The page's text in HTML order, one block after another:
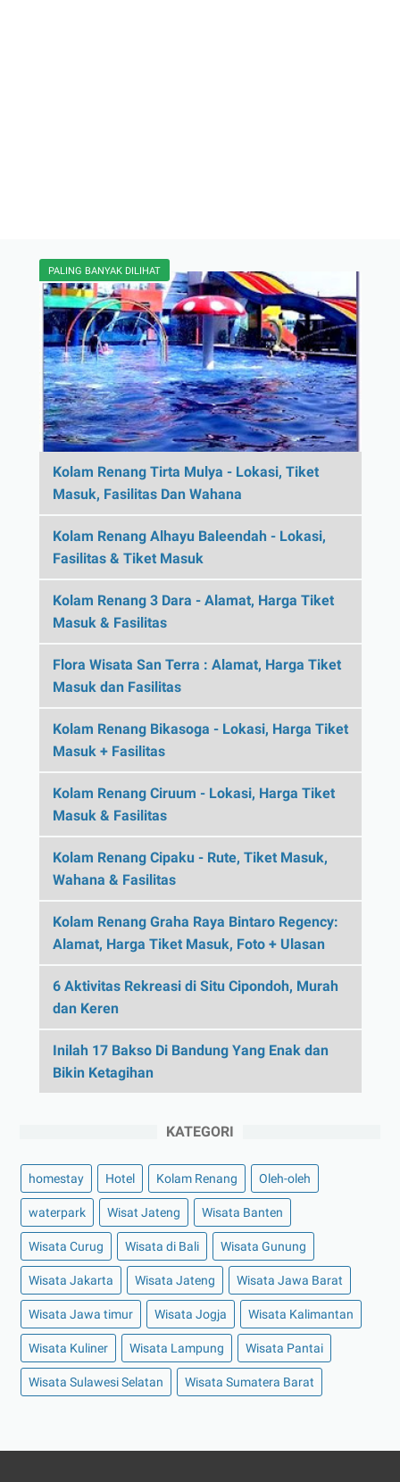
PALING BANYAK DILIHAT
Kolam Renang Tirta Mulya - Lokasi, Tiket
Masuk, Fasilitas Dan Wahana
Kolam Renang Alhayu Baleendah - Lokasi,
Fasilitas & Tiket Masuk
Kolam Renang 3 Dara - Alamat, Harga Tiket
Masuk & Fasilitas
Flora Wisata San Terra : Alamat, Harga Tiket
Masuk dan Fasilitas
Kolam Renang Bikasoga - Lokasi, Harga Tiket
Masuk + Fasilitas
Kolam Renang Ciruum - Lokasi, Harga Tiket
Masuk & Fasilitas
Kolam Renang Cipaku - Rute, Tiket Masuk,
Wahana & Fasilitas
Kolam Renang Graha Raya Bintaro Regency:
Alamat, Harga Tiket Masuk, Foto + Ulasan
6 Aktivitas Rekreasi di Situ Cipondoh, Murah
dan Keren
Inilah 17 Bakso Di Bandung Yang Enak dan
Bikin Ketagihan
KATEGORI
homestay Hotel Kolam Renang Oleh-oleh
waterpark Wisat Jateng Wisata Banten
Wisata Curug Wisata di Bali Wisata Gunung
Wisata Jakarta Wisata Jateng Wisata Jawa Barat
Wisata Jawa timur Wisata Jogja Wisata Kalimantan
Wisata Kuliner Wisata Lampung Wisata Pantai
Wisata Sulawesi Selatan Wisata Sumatera Barat